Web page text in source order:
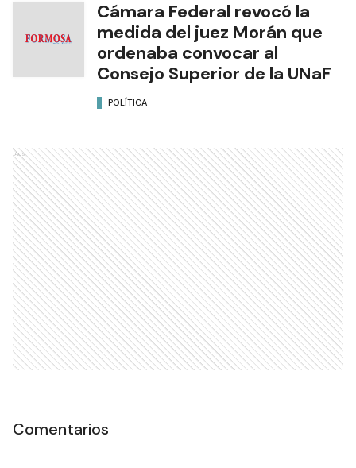
Cámara Federal revocó la
medida del juez Morán que
ordenaba convocar al
Consejo Superior de la UNaF
POLÍTICA
Ads
Comentarios